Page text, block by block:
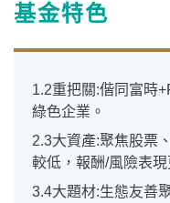
基金特色
1.2重把關:偕同富時
綠⾊企業。
2.3大資產:聚焦股票
較低，報酬/風險表現
3.4大題材:⽣態友善